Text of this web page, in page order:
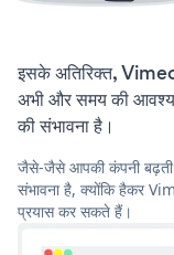
इसके अतिरिक्त,
अभी और समय की
की संभावना है।
जैसे-जैसे आपकी कंपनी बढ़ती
संभावना है, क्योंकि हैकर
प्रयास कर सकते हैं।